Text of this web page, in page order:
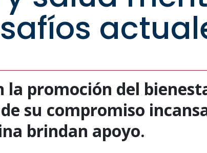
la promoción del
su compromiso
brindan apoyo.